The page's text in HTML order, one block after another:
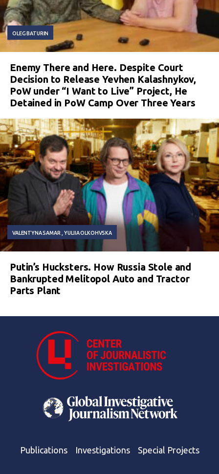
OLEG BATURIN
Enemy There and Here. Despite Court
Decision to Release Yevhen Kalashnykov,
PoW under “I Want to Live” Project, He
Detained in PoW Camp Over Three Years
VALENTYNA SAMAR YULIIA OLKOHVSKA
Putin’s Hucksters. How Russia Stole and
Bankrupted Melitopol Auto and Tractor
Parts Plant
Publications Investigations Special Projects